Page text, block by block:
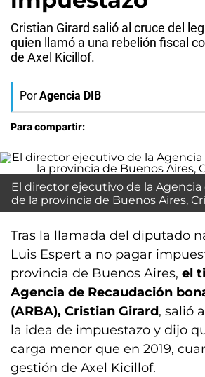
Cristian Girard salió al cruce del
quien llamó a una rebelión fiscal
de Axel Kicillof.
Por Agencia DIB
Para compartir:
El director ejecutivo de la
de la provincia de Buenos Aires,
Tras la llamada del diputado
Luis Espert a no pagar
provincia de Buenos Aires, el
Agencia de Recaudación
(ARBA), Cristian Girard, salió
la idea de impuestazo y dijo
carga menor que en 2019,
gestión de Axel Kicillof.